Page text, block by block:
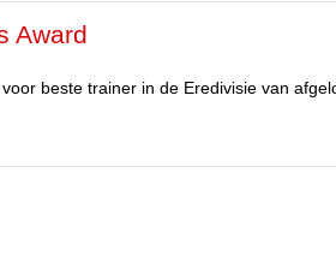
Award
beste trainer in de Eredivisie van